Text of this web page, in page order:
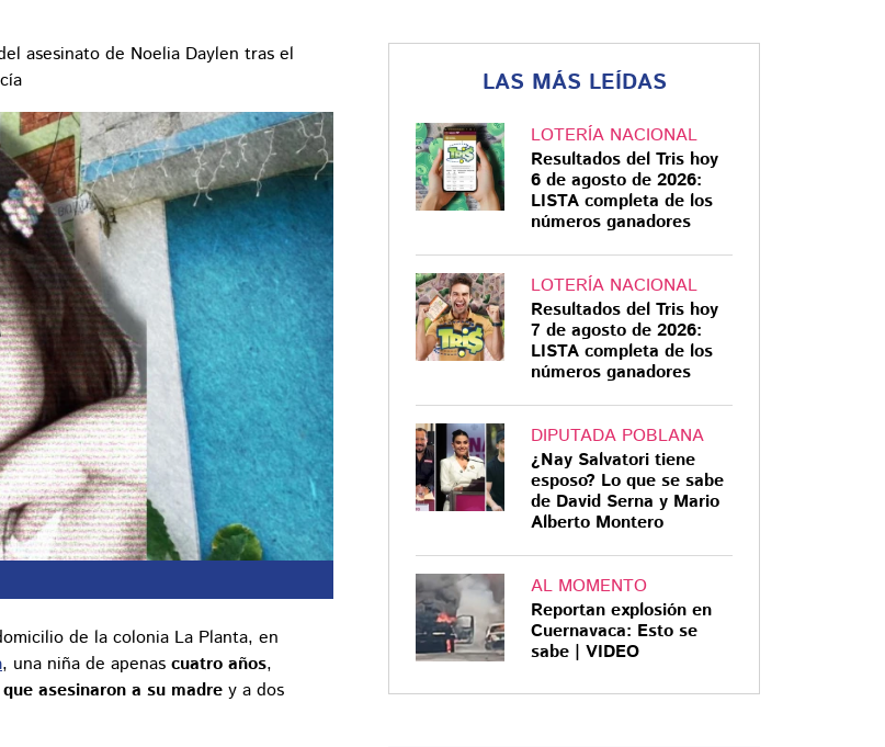
asesinato de Noelia Daylen tras el
de la colonia La Planta, en
, una niña de apenas cuatro años,
asesinaron a su madre y a dos
LAS MÁS LEÍDAS
LOTERÍA NACIONAL
Resultados del Tris hoy
6 de agosto de 2026:
LISTA completa de los
números ganadores
LOTERÍA NACIONAL
Resultados del Tris hoy
7 de agosto de 2026:
LISTA completa de los
números ganadores
DIPUTADA POBLANA
¿Nay Salvatori tiene
esposo? Lo que se sabe
de David Serna y Mario
Alberto Montero
AL MOMENTO
Reportan explosión en
Cuernavaca: Esto se
sabe | VIDEO